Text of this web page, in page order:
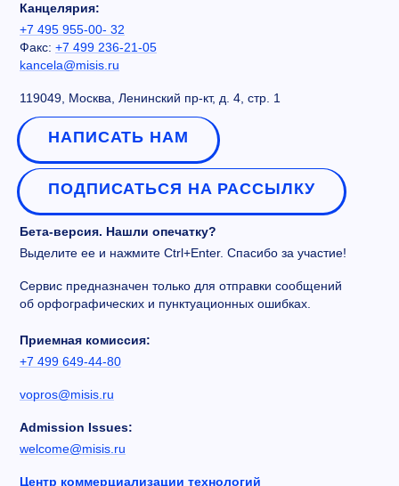
Канцелярия:
+7 495 955-00- 32
Факс: +7 499 236-21-05
kancela@misis.ru
119049, Москва, Ленинский пр-кт, д. 4, стр. 1
НАПИСАТЬ НАМ
ПОДПИСАТЬСЯ НА РАССЫЛКУ
Бета-версия. Нашли опечатку?
Выделите ее и нажмите Ctrl+Enter. Спасибо за участие!
Сервис предназначен только для отправки сообщений
об орфографических и пунктуационных ошибках.
Приемная комиссия:
+7 499 649-44-80
vopros@misis.ru
Admission Issues:
welcome@misis.ru
Центр коммерциализации технологий